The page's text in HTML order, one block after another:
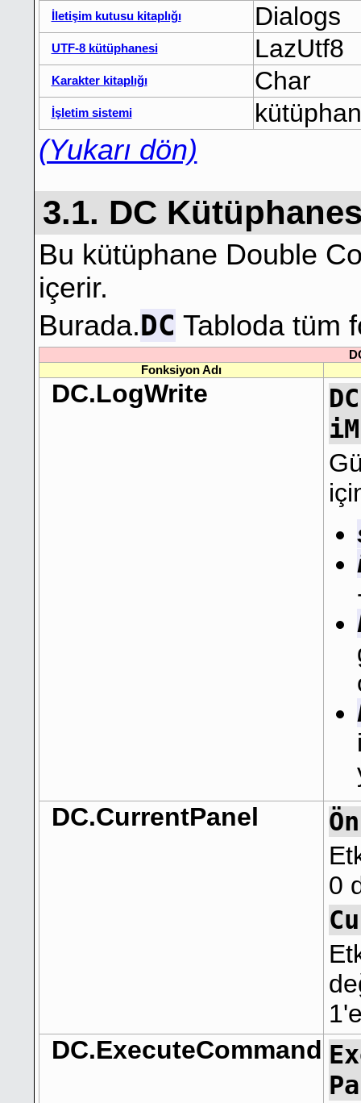
İletişim kutusu kitaplığı Dialogs
UTF-8 kütüphanesi LazUtf8
Karakter kitaplığı Char
İşletim sistemi
(Yukarı dön)
3.1. DC
Bu kütüphane Double
içerir.
Burada.DC Tabloda tüm
Fonksiyon Adı
DC.LogWrite
DC.CurrentPanel
0
DC.ExecuteCommand